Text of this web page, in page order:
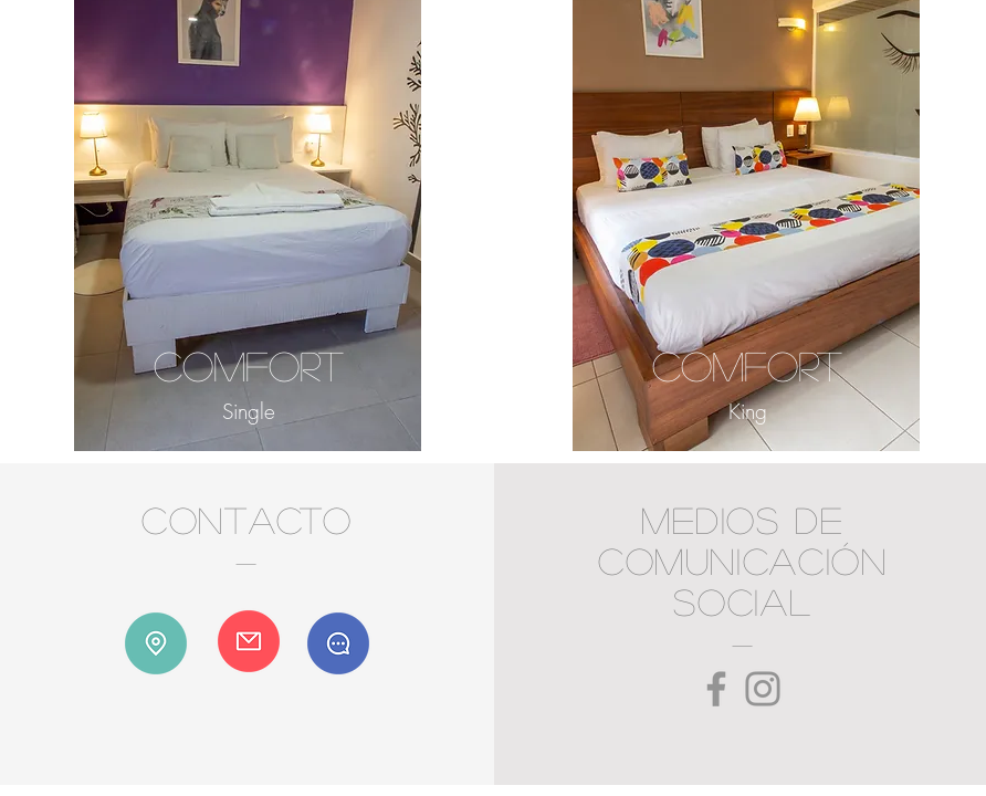
COMFORT
Single
COMFORT
King
contacto
-
Medios de
comunicación
social
-